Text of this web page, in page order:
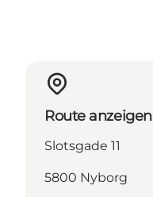
Route anzeigen
Slotsgade 11
5800 Nyborg